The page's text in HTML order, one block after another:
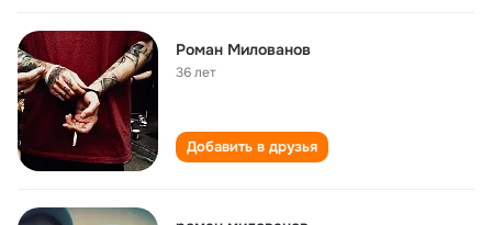
Роман Милованов
36 лет
Добавить в друзья